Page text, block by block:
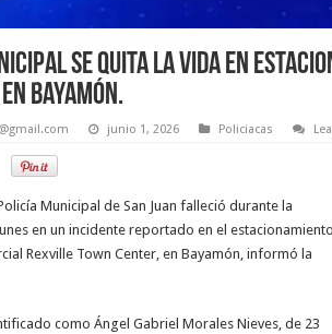
se quita la vida en
Bayamón.
junio 1, 2026 Policiacas
Municipal de San Juan falleció durante la
en un incidente reportado en el estacionamiento
Rexville Town Center, en Bayamón, informó la
como Ángel Gabriel Morales Nieves, de 23